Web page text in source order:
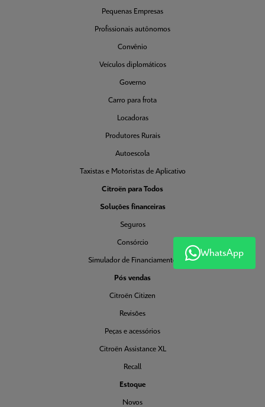
Pequenas Empresas
Profissionais autônomos
Convênio
Veículos diplomáticos
Governo
Carro para frota
Locadoras
Produtores Rurais
Autoescola
Taxistas e Motoristas de Aplicativo
Citroën para Todos
Soluções financeiras
Seguros
Consórcio
Simulador de Financiamento
Pós vendas
Citroën Citizen
Revisões
Peças e acessórios
Citroën Assistance XL
Recall
Estoque
Novos
WhatsApp